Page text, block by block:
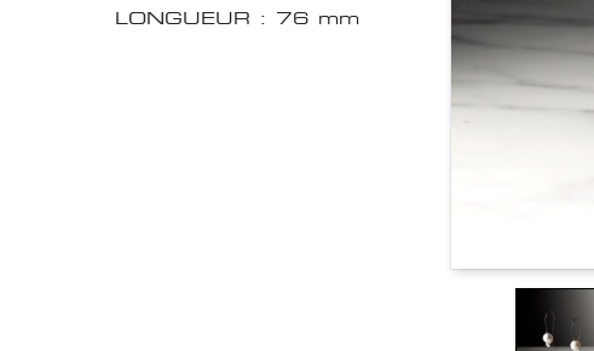
LONGUEUR : 76 mm